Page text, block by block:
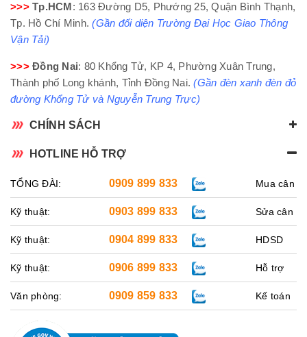
>>>Tp.HCM : 163 Đường D5, Phướng 25, Quận Bình Thạnh,
Tp. Hồ Chí Minh.(Gần đối diện Trường Đại Học Giao Thông
Vận Tải)
>>>Đồng Nai: 80 Khổng Tử, KP 4, Phường Xuân Trung,
Thành phố Long khánh, Tỉnh Đồng Nai.(Gần đèn xanh đèn đỏ
đường Khổng Tử và Nguyễn Trung Trực)
CHÍNH SÁCH
HOTLINE HỖ TRỢ
TỔNG ĐÀI: 0909 899 833 Mua cân
Kỹ thuật: 0903 899 833 Sửa cân
Kỹ thuật: 0904 899 833 HDSD
Kỹ thuật: 0906 899 833 Hỗ trợ
Văn phòng: 0909 859 833 Kế toán